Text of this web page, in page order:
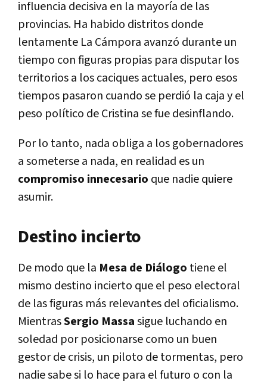
influencia decisiva en la mayoría de las
provincias. Ha habido distritos donde
lentamente La Cámpora avanzó durante un
tiempo con figuras propias para disputar los
territorios a los caciques actuales, pero esos
tiempos pasaron cuando se perdió la caja y el
peso político de Cristina se fue desinflando.
Por lo tanto, nada obliga a los gobernadores
a someterse a nada, en realidad es un
compromiso innecesario que nadie quiere
asumir.
Destino incierto
De modo que la Mesa de Diálogo tiene el
mismo destino incierto que el peso electoral
de las figuras más relevantes del oficialismo.
MientrasSergio Massasigue luchando en
soledad por posicionarse como un buen
gestor de crisis, un piloto de tormentas, pero
nadie sabe si lo hace para el futuro o con la